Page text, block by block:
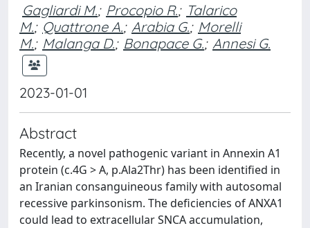
Gagliardi M.; Procopio R.; Talarico
M.; Quattrone A.; Arabia G.; Morelli
M.; Malanga D.; Bonapace G.; Annesi G.
2023-01-01
Abstract
Recently, a novel pathogenic variant in Annexin A1
protein (c.4G > A, p.Ala2Thr) has been identified in
an Iranian consanguineous family with autosomal
recessive parkinsonism. The deficiencies of ANXA1
could lead to extracellular SNCA accumulation,